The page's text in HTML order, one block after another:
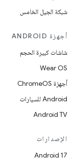
شبكة الجيل الخامس
أجهزة ANDROID
شاشات كبيرة الحجم
Wear OS
أجهزة ChromeOS
Android للسيارات
Android TV
الإصدارات
Android 17